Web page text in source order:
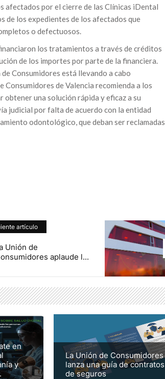
afectados por el cierre de las Clínicas iDental
de los expedientes de los afectados que
o defectuosos.
los tratamientos a través de créditos
de los importes por parte de la financiera.
Consumidores está llevando a cabo
Consumidores de Valencia recomienda a los
una solución rápida y eficaz a su
judicial por falta de acuerdo con la entidad
odontológico, que deban ser reclamadas
artículo
Unión de
aplaude l...
en
y
La Unión de Consumidores
lanza una guía de contratos
de seguros